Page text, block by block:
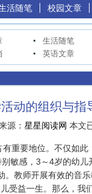
活随笔 校园文章
生活随笔
英语文章
动的组织与指
源： 星星阅读网 本文
重要地位。不仅如
敏感，3～4岁的幼儿
。教师开展有效的音
受益一生。那么，我